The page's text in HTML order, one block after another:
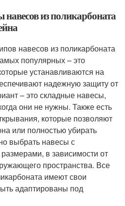
из поликарбоната
навесов из поликарбоната
популярных – это
устанавливаются на
надежную защиту от
– это складные навесы,
они не нужны. Также есть
которые позволяют
или полностью убирать
выбрать навесы с
в зависимости от
пространства. Все
имеют свои
адаптированы под